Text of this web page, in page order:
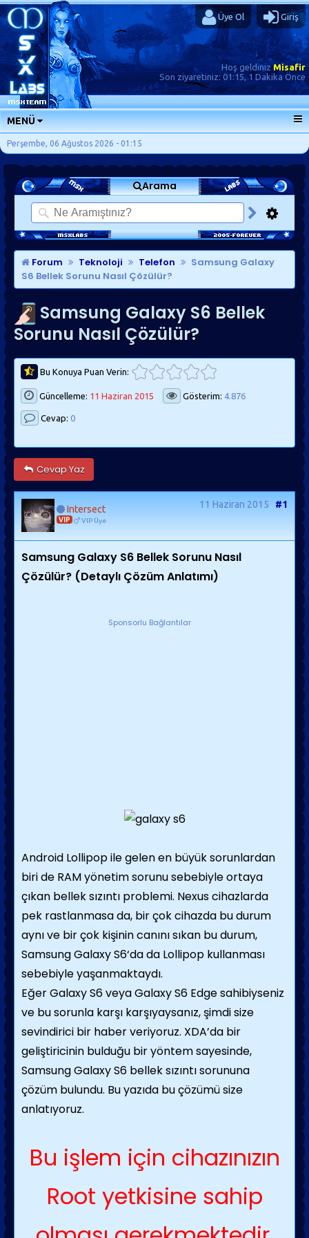
Üye Ol Giriş
Hoş geldinizMisafir
Son ziyaretiniz: 01:15, 1 Dakika Önce
MENÜ
ANA SAYFA
FORUMLAR
SORU-CEVAP
GÜNLÜKLER
SON MESAJLAR
KISAYOLLAR
Perşembe, 06 Ağustos 2026 - 01:15
Arama
Forum Teknoloji Telefon
Samsung Galaxy
S6 Bellek Sorunu Nasıl Çözülür?
Samsung Galaxy S6 Bellek
Sorunu Nasıl Çözülür?
Bu Konuya Puan Verin:
Güncelleme: 11 Haziran 2015 Gösterim: 4.876
Cevap: 0
Cevap Yaz
Intersect
VIP VIP Üye
11 Haziran 2015 #1
Samsung Galaxy S6 Bellek Sorunu Nasıl
Çözülür? (Detaylı Çözüm Anlatımı)
Sponsorlu Bağlantılar
Android Lollipop ile gelen en büyük sorunlardan
biri de RAM yönetim sorunu sebebiyle ortaya
çıkan bellek sızıntı problemi. Nexus cihazlarda
pek rastlanmasa da, bir çok cihazda bu durum
aynı ve bir çok kişinin canını sıkan bu durum,
Samsung Galaxy S6‘da da Lollipop kullanması
sebebiyle yaşanmaktaydı.
Eğer Galaxy S6 veya Galaxy S6 Edge sahibiyseniz
ve bu sorunla karşı karşıyaysanız, şimdi size
sevindirici bir haber veriyoruz. XDA’da bir
geliştiricinin bulduğu bir yöntem sayesinde,
Samsung Galaxy S6 bellek sızıntı sorununa
çözüm bulundu. Bu yazıda bu çözümü size
anlatıyoruz.
Bu işlem için cihazınızın
Root yetkisine sahip